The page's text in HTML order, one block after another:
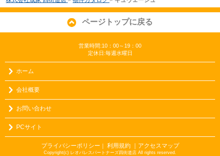
ページトップに戻る
営業時間:10：00～19：00
定休日:毎週水曜日
ホーム
会社概要
お問い合わせ
PCサイト
プライバシーポリシー 利用規約 ｜アクセスマップ
Copyright(c) レオパレスパートナーズ四街道店 All rights reserved.